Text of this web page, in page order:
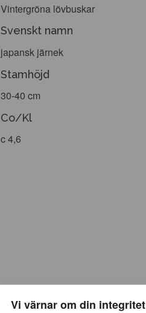
Vi värnar om din integritet
Vintergröna lövbuskar
Svenskt namn
japansk järnek
Stamhöjd
30-40 cm
Co/Kl
c 4,6